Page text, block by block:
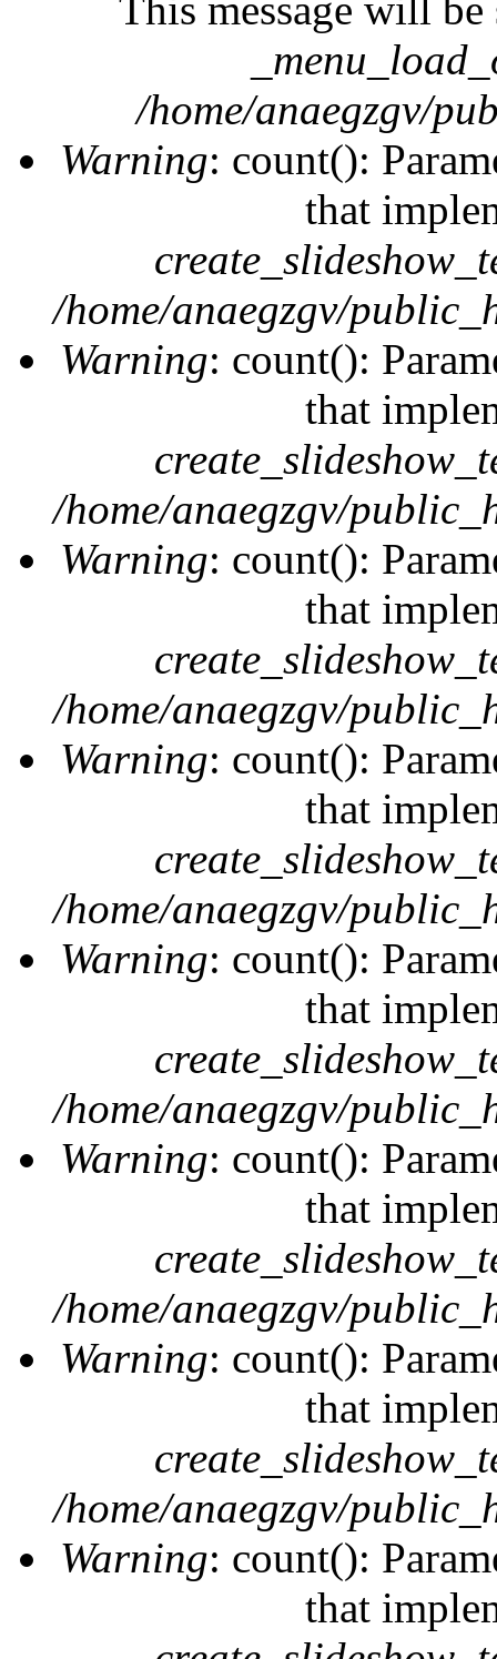
/home/anaegzgv/
Warning: count():
that
/home/anaegzgv/
Warning: count():
that
/home/anaegzgv/
Warning: count():
that
/home/anaegzgv/
Warning: count():
that
/home/anaegzgv/
Warning: count():
that
/home/anaegzgv/
Warning: count():
that
/home/anaegzgv/
Warning: count():
that
/home/anaegzgv/
Warning: count():
that